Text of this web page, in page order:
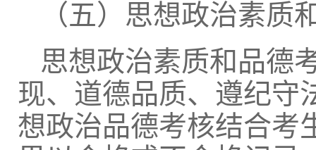
（五）思想政治素质
思想政治素质和品德
现、 道德品质、遵纪守
想政治品德考核结合考